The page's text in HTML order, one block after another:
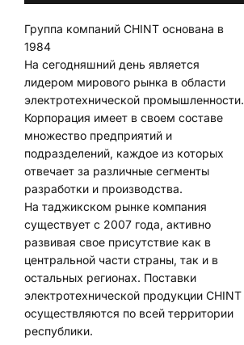
Группа компаний CHINT основана в
1984
На сегодняшний день является
лидером мирового рынка в области
электротехнической промышленности.
Корпорация имеет в своем составе
множество предприятий и
подразделений, каждое из которых
отвечает за различные сегменты
разработки и производства.
На таджикском рынке компания
существует с 2007 года, активно
развивая свое присутствие как в
центральной части страны, так и в
остальных регионах. Поставки
электротехнической продукции CHINT
осуществляются по всей территории
республики.